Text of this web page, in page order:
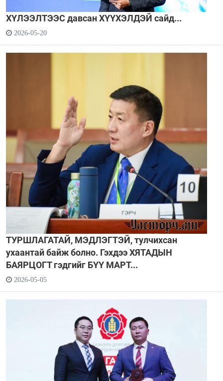
ХҮЛЭЭЛТЭЭС давсан ХҮҮХЭЛДЭЙ сайд...
2026-05-20
ТУРШЛАГАТАЙ, МЭДЛЭГТЭЙ, тулчихсан
ухаантай байж болно. Гэхдээ ХЯТАДЫН
БАЯРЦОГТ гэдгийг БҮҮ МАРТ...
2026-05-05